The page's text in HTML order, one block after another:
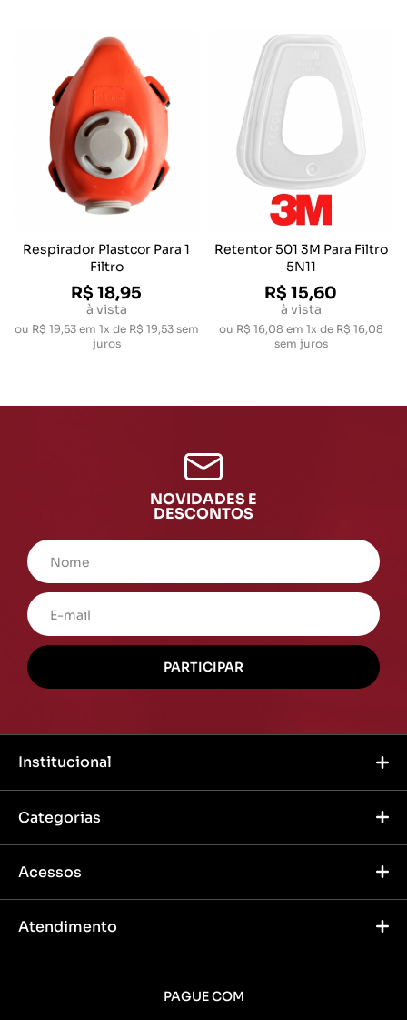
Respirador Plastcor Para 1
Filtro
R$ 18,95
à vista
ou R$ 19,53em 1x de R$ 19,53 sem
juros
Retentor 501 3M Para Filtro
5N11
R$ 15,60
à vista
ou R$ 16,08 em 1x de R$ 16,08
sem juros
NOVIDADES E
DESCONTOS
Institucional
Categorias
Acessos
Atendimento
PAGUE COM